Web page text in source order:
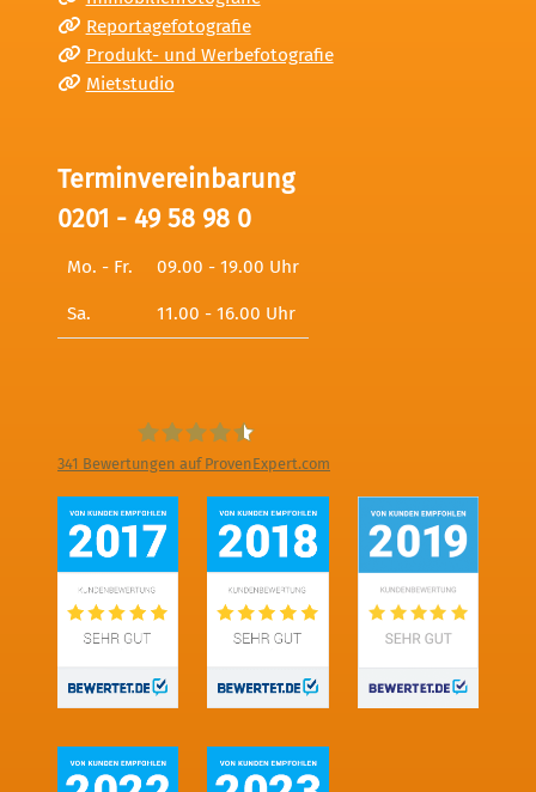
Reportagefotografie
Produkt- und Werbefotografie
Mietstudio
Terminvereinbarung
0201 - 49 58 98 0
Mo. - Fr. 09.00 - 19.00 Uhr
Sa. 11.00 - 16.00 Uhr
Digitale Fotografien - Foto und Film
Produktion
341 Bewertungen auf ProvenExpert.com